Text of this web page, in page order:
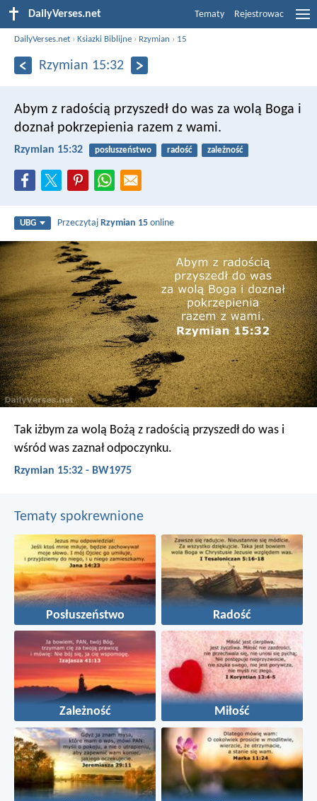
DailyVerses.net Tematy Rejestrowac
DailyVerses.net ›Ksiazki Biblijne › Rzymian › 15
Rzymian 15:32
Abym z radością przyszedł do was za wolą Boga i
doznał pokrzepienia razem z wami.
Rzymian 15:32 posłuszeństwo radość zależność
UBG PrzeczytajRzymian 15 online
Tak iżbym za wolą Bożą z radością przyszedł do was i
wśród was zaznał odpoczynku.
Rzymian 15:32 - BW1975
Tematy spokrewnione
Posłuszeństwo Radość
Zależność Miłość